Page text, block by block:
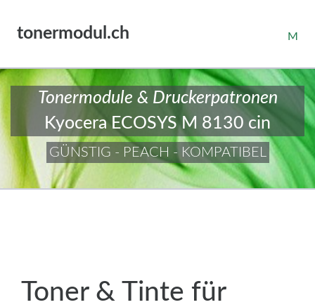
tonermodul.ch M
Tonermodule & Druckerpatronen
Kyocera ECOSYS M 8130 cin
GÜNSTIG - PEACH - KOMPATIBEL
Toner & Tinte für